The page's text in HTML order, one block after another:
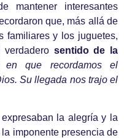
mantener interesantes
que, más allá de
familiares y los juguetes,
sentido de la
en que recordamos el
Su llegada nos trajo el
la alegría y la
imponente presencia de